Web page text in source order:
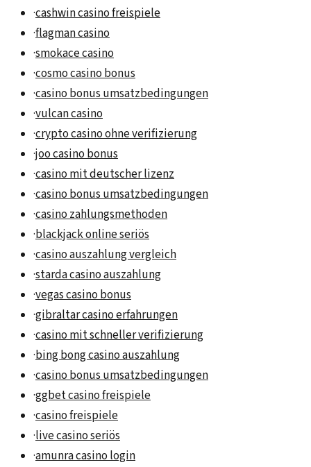
·cashwin casino freispiele
·flagman casino
·smokace casino
·cosmo casino bonus
·casino bonus umsatzbedingungen
·vulcan casino
·crypto casino ohne verifizierung
·joo casino bonus
·casino mit deutscher lizenz
·casino bonus umsatzbedingungen
·casino zahlungsmethoden
·blackjack online seriös
·casino auszahlung vergleich
·starda casino auszahlung
·vegas casino bonus
·gibraltar casino erfahrungen
·casino mit schneller verifizierung
·bing bong casino auszahlung
·casino bonus umsatzbedingungen
·ggbet casino freispiele
·casino freispiele
·live casino seriös
·amunra casino login